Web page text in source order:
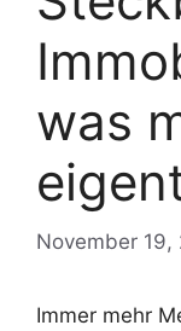
was
November 19,
Immer mehr